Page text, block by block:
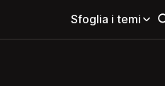
Sfoglia i temi